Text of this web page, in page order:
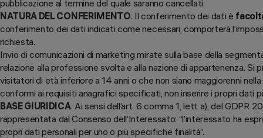
pubblicazione al termine del quale saranno cancellati.
NATURA DEL CONFERIMENTO. Il conferimento dei dati è
conferimento dei dati indicati come necessari, comporterà
richiesta.
Invio di comunicazioni di marketing mirate sulla base della
relazione alla professione svolta e alla nazione di appartenenza. Si
visitatori di età inferiore a 14 anni o che non siano maggiorenni
conformi ai requisiti anagrafici specificati, non inserire i propri dati
BASE GIURIDICA. Ai sensi dell’art. 6 comma 1, lett a), del GDPR
rappresentata dal Consenso dell’Interessato: “l’interessato ha
propri dati personali per uno o più specifiche finalità”.